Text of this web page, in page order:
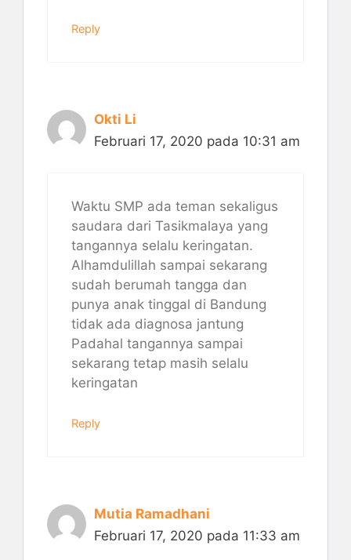
Reply
Okti Li
Februari 17, 2020 pada 10:31 am
Waktu SMP ada teman sekaligus
saudara dari Tasikmalaya yang
tangannya selalu keringatan.
Alhamdulillah sampai sekarang
sudah berumah tangga dan
punya anak tinggal di Bandung
tidak ada diagnosa jantung
Padahal tangannya sampai
sekarang tetap masih selalu
keringatan
Reply
Mutia Ramadhani
Februari 17, 2020 pada 11:33 am